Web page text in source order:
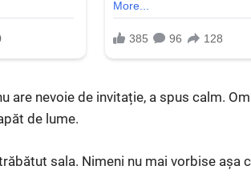
are nevoie de invitație, a spus calm.
de lume.
sala. Nimeni nu mai vorbise așa